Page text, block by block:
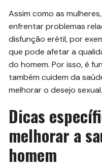
Assim como as
enfrentar problemas
disfunção erétil, por
que pode afetar a
do homem. Por isso, é
também cuidem da
melhorar o desejo sexual.
Dicas
melhorar a
homem